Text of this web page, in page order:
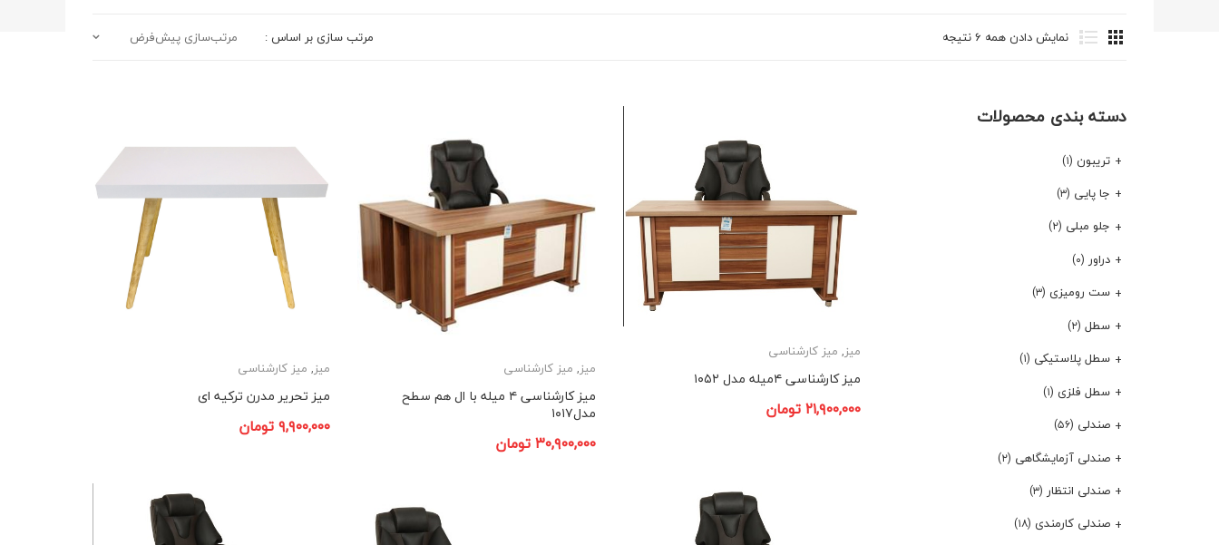
نمایش دادن همه ۶ نتیجه مرتب سازی بر اساس : مرتب‌سازی پیش‌فرض
میز, میز کارشناسی
میز تحریر مدرن ترکیه ای
۹,۹۰۰,۰۰۰تومان
میز, میز کارشناسی
میز کارشناسی ۴ میله با ال هم سطح
مدل۱۰۱۷
۳۰,۹۰۰,۰۰۰تومان
میز, میز کارشناسی
میز کارشناسی ۴میله مدل ۱۰۵۲
۲۱,۹۰۰,۰۰۰تومان
دسته بندی محصولات
تریبون (۱)
جا پایی (۳)
جلو مبلی (۲)
دراور (۰)
ست رومیزی (۳)
سطل (۲)
سطل پلاستیکی (۱)
سطل فلزی (۱)
صندلی (۵۶)
صندلی آزمایشگاهی (۲)
صندلی انتظار (۳)
صندلی کارمندی (۱۸)